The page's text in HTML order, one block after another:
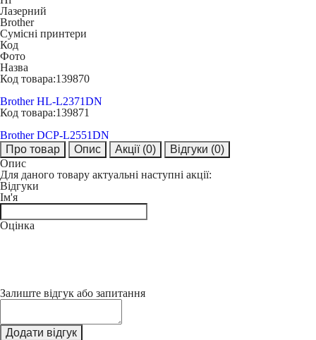
Лазерний
Brother
Сумісні принтери
Код
Фото
Назва
Код товара:139870
Brother HL-L2371DN
Код товара:139871
Brother DCP-L2551DN
Про товар
Опис Акції (0) Відгуки (0)
Опис
Для даного товару актуальні наступні акції:
Відгуки
Ім'я
Оцінка
Залиште відгук або запитання
Додати відгук